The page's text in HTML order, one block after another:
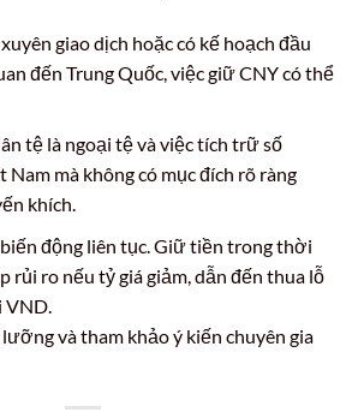
giao dịch hoặc có kế hoạch đầu
đến Trung Quốc, việc giữ CNY có thể
tệ là ngoại tệ và việc tích trữ số
mà không có mục đích rõ ràng
khích.
động liên tục. Giữ tiền trong thời
rủi ro nếu tỷ giá giảm, dẫn đến thua lỗ
VND.
và tham khảo ý kiến chuyên gia